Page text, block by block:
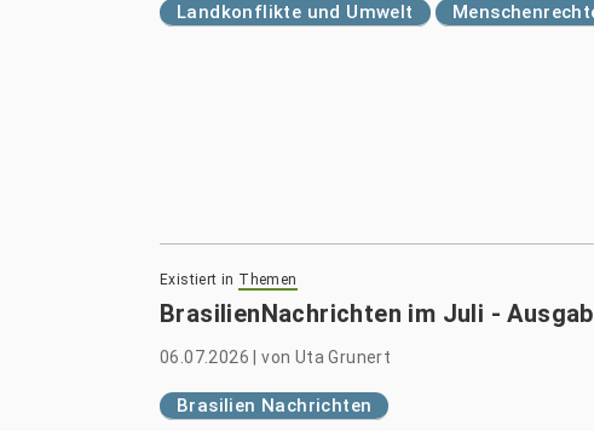
Landkonflikte und Umwelt
Existiert in Themen
BrasilienNachrichten im Juli -
06.07.2026 |von Uta Grunert
Brasilien Nachrichten